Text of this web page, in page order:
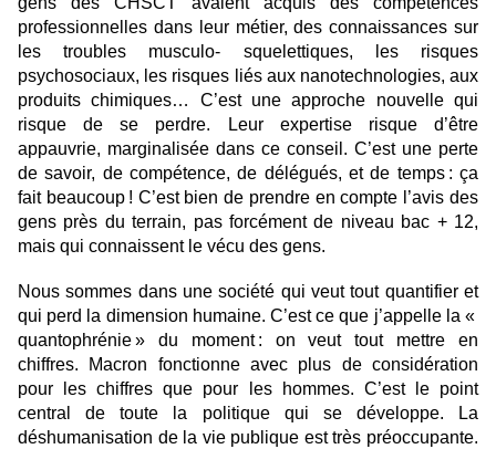
professionnelles dans leur métier, des connaissances sur
les troubles musculo- squelettiques, les risques
psychosociaux, les risques liés aux nanotechnologies, aux
produits chimiques… C’est une approche nouvelle qui
risque de se perdre. Leur expertise risque d’être
appauvrie, marginalisée dans ce conseil. C’est une perte
de savoir, de compétence, de délégués, et de temps : ça
fait beaucoup ! C’est bien de prendre en compte l’avis des
gens près du terrain, pas forcément de niveau bac + 12,
mais qui connaissent le vécu des gens.
Nous sommes dans une société qui veut tout quantifier et
qui perd la dimension humaine. C’est ce que j’appelle la «
quantophrénie » du moment : on veut tout mettre en
chiffres. Macron fonctionne avec plus de considération
pour les chiffres que pour les hommes. C’est le point
central de toute la politique qui se développe. La
déshumanisation de la vie publique est très préoccupante.